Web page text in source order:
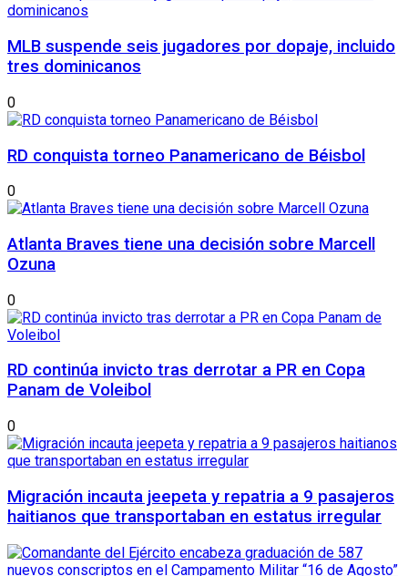
MLB suspende seis jugadores por dopaje, incluido
tres dominicanos
0
RD conquista torneo Panamericano de Béisbol
0
Atlanta Braves tiene una decisión sobre Marcell
Ozuna
0
RD continúa invicto tras derrotar a PR en Copa
Panam de Voleibol
0
Migración incauta jeepeta y repatria a 9 pasajeros
haitianos que transportaban en estatus irregular